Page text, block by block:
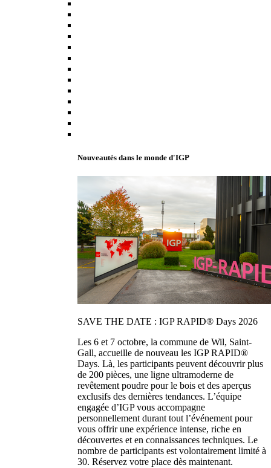
Nouveautés dans le monde d'IGP
SAVE THE DATE : IGP RAPID® Days 2026
Les 6 et 7 octobre, la commune de Wil, Saint-
Gall, accueille de nouveau les IGP RAPID®
Days. Là, les participants peuvent découvrir plus
de 200 pièces, une ligne ultramoderne de
revêtement poudre pour le bois et des aperçus
exclusifs des dernières tendances. L’équipe
engagée d’IGP vous accompagne
personnellement durant tout l’événement pour
vous offrir une expérience intense, riche en
découvertes et en connaissances techniques. Le
nombre de participants est volontairement limité à
30. Réservez votre place dès maintenant.